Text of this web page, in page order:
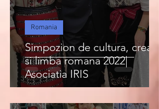
Simpozion de cultura, creatie
si limba romana 2022|
Asociatia IRIS
Romania